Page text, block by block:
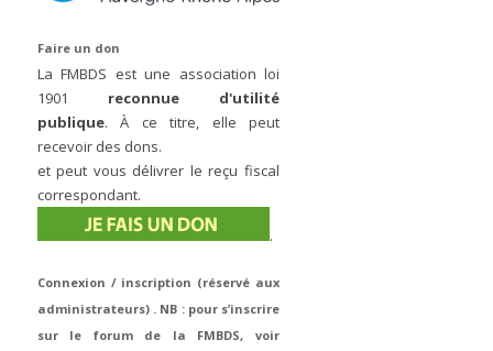
Faire un don
La FMBDS est une association loi
1901 reconnue d'utilité
publique. À ce titre, elle peut
recevoir des dons.
et peut vous délivrer le reçu fiscal
correspondant.
.
Connexion / inscription (réservé aux
administrateurs) . NB : pour s’inscrire
sur le forum de la FMBDS, voir